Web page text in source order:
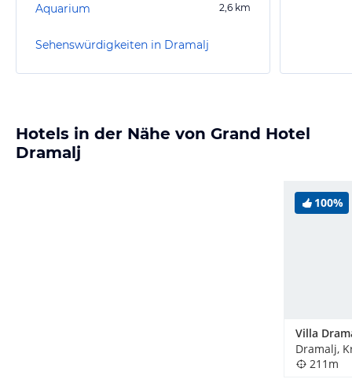
Aquarium 2,6 km
Sehenswürdigkeiten in Dramalj
Hotels in der Nähe von Grand Hotel
Dramalj
100%
Villa
Dramalj,
211m